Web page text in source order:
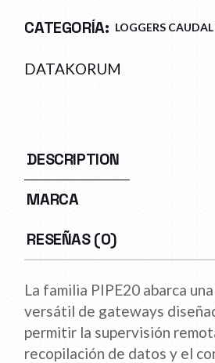
CATEGORÍA: LOGGERS
DATAKORUM
DESCRIPTION
MARCA
RESEÑAS (0)
La familia PIPE20 abarca
versátil de gateways
permitir la supervisión
recopilación de datos y el